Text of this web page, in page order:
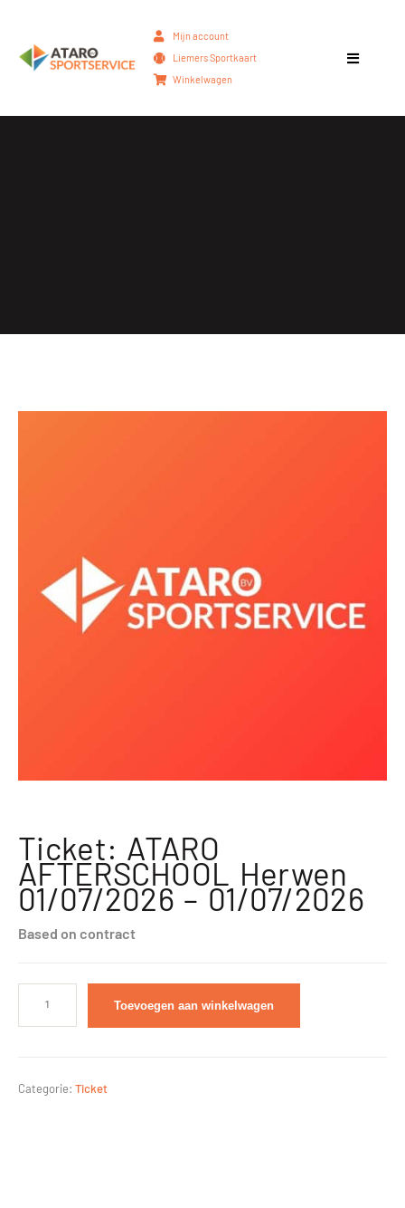
Mijn account
Liemers Sportkaart
Winkelwagen
Ticket: ATARO
AFTERSCHOOL Herwen
01/07/2026 – 01/07/2026
Based on contract
Toevoegen aan winkelwagen
Categorie: Ticket